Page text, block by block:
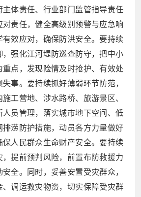
主体责任、行业部门监管指导责任
责任，健全高级别预警与应急响
有效应对，确保防洪安全。要持续
，强化江河堤防巡查防守，把中小
点，发现险情及时抢护、有效处
事。要持续抓好薄弱环节防范，
工营地、涉水路桥、旅游景区、
人员管理，落实城市地下空间、低
排涝防护措施，动员各方力量做好
保人民群众生命财产安全。要持续
提前预判风险，前置布防救援力
全。同时，妥善安置受灾群众，
、调运救灾物资，切实保障受灾群